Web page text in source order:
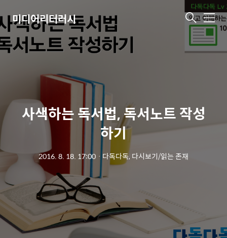
미디어리터러시 메
뉴
사색하는 독서법, 독서노트 작성
하기
2016. 8. 18. 17:00 ㆍ다독다독, 다시보기/읽는 존재